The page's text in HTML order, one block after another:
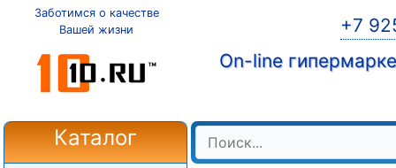
Заботимся о качестве
Вашей жизни
+7
On-line
Каталог